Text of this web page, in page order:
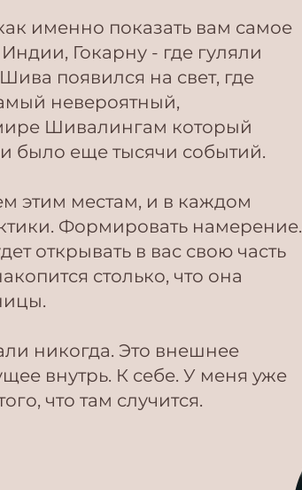
именно показать вам самое
Гокарну - где гуляли
появился на свет, где
невероятный,
Шивалингам который
было еще тысячи событий.
этим местам, и в каждом
Формировать намерение.
открывать в вас свою часть
столько, что она
никогда. Это внешнее
внутрь. К себе. У меня уже
что там случится.